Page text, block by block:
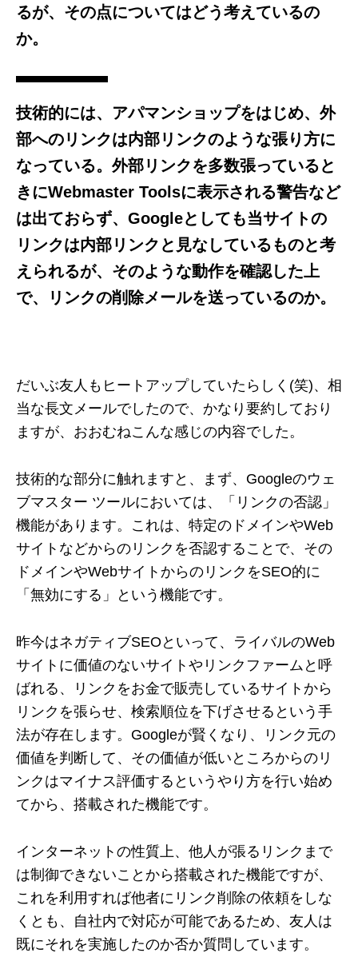
るが、その点についてはどう考えているの
か。
技術的には、アパマンショップをはじめ、外
部へのリンクは内部リンクのような張り方に
なっている。外部リンクを多数張っていると
きにWebmaster Toolsに表示される警告など
は出ておらず、Googleとしても当サイトの
リンクは内部リンクと見なしているものと考
えられるが、そのような動作を確認した上
で、リンクの削除メールを送っているのか。
だいぶ友人もヒートアップしていたらしく(笑)、相
当な長文メールでしたので、かなり要約しており
ますが、おおむねこんな感じの内容でした。
技術的な部分に触れますと、まず、Googleのウェ
ブマスター ツールにおいては、「リンクの否認」
機能があります。これは、特定のドメインやWeb
サイトなどからのリンクを否認することで、その
ドメインやWebサイトからのリンクをSEO的に
「無効にする」という機能です。
昨今はネガティブSEOといって、ライバルのWeb
サイトに価値のないサイトやリンクファームと呼
ばれる、リンクをお金で販売しているサイトから
リンクを張らせ、検索順位を下げさせるという手
法が存在します。Googleが賢くなり、リンク元の
価値を判断して、その価値が低いところからのリ
ンクはマイナス評価するというやり方を行い始め
てから、搭載された機能です。
インターネットの性質上、他人が張るリンクまで
は制御できないことから搭載された機能ですが、
これを利用すれば他者にリンク削除の依頼をしな
くとも、自社内で対応が可能であるため、友人は
既にそれを実施したのか否か質問しています。